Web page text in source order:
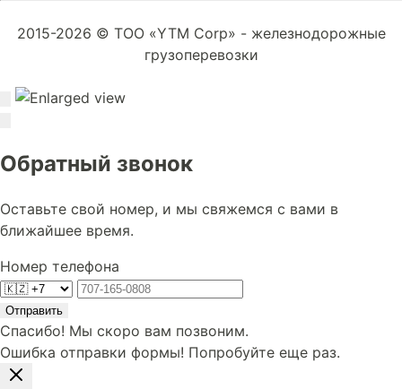
2015-2026 © ТОО «YTM Corp» - железнодорожные
грузоперевозки
Обратный звонок
Оставьте свой номер, и мы свяжемся с вами в
ближайшее время.
Номер телефона
Отправить
Спасибо! Мы скоро вам позвоним.
Ошибка отправки формы! Попробуйте еще раз.